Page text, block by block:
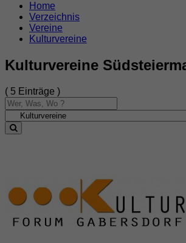
Home
Verzeichnis
Vereine
Kulturvereine
Kulturvereine
( 5 Einträge )